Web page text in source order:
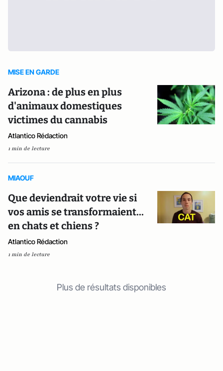
MISE EN GARDE
Arizona : de plus en plus
d'animaux domestiques
victimes du cannabis
Atlantico Rédaction
1 min de lecture
MIAOUF
Que deviendrait votre vie si
vos amis se transformaient...
en chats et chiens ?
Atlantico Rédaction
1 min de lecture
Plus de résultats disponibles